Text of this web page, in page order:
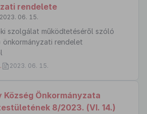
rendelete
06. 15.
szolgálat működtetéséről szóló
önkormányzati rendelet
2023. 06. 15.
Község Önkormányzata
8/2023. (VI. 14.)